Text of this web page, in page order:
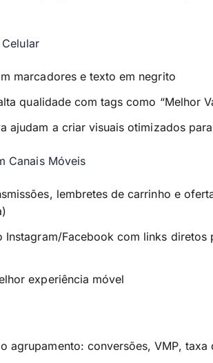
marcadores e texto em negrito
qualidade com tags como “Melhor
ajudam a criar visuais otimizados
Canais Móveis
lembretes de carrinho e
Instagram/Facebook com links diretos
experiência móvel
agrupamento: conversões, VMP, taxa